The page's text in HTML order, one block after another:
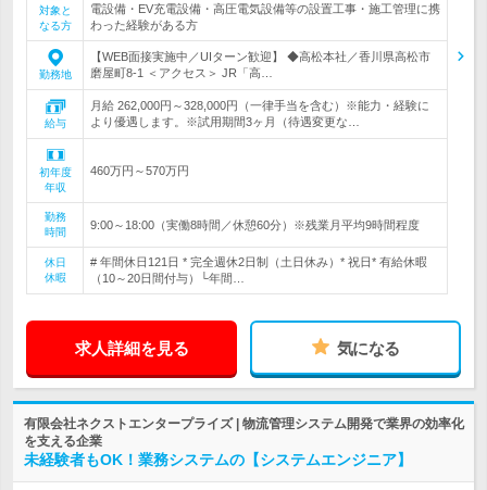
対象と
なる方
電設備・EV充電設備・高圧電気設備等の設置工事・施工管理に携
わった経験がある方
勤務地
【WEB面接実施中／UIターン歓迎】 ◆高松本社／香川県高松市
磨屋町8-1 ＜アクセス＞ JR「高…
給与
月給 262,000円～328,000円（一律手当を含む）※能力・経験に
より優遇します。※試用期間3ヶ月（待遇変更な…
初年度
年収
460万円～570万円
勤務
時間
9:00～18:00（実働8時間／休憩60分）※残業月平均9時間程度
休日
休暇
# 年間休日121日 * 完全週休2日制（土日休み）* 祝日* 有給休暇
（10～20日間付与）└年間…
求人詳細を見る 気になる
有限会社ネクストエンタープライズ | 物流管理システム開発で業界の効率化
を支える企業
未経験者もOK！業務システムの【システムエンジニア】